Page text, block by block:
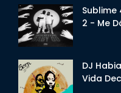
Sublime
2 - Me
DJ
Vida